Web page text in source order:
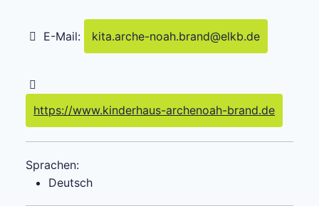
E-Mail: kita.arche-noah.brand@elkb.de
https://www.kinderhaus-archenoah-brand.de
Sprachen:
Deutsch